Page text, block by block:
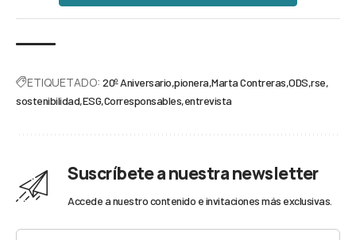
ETIQUETADO: 20º Aniversario pionera Marta Contreras ODS rse
sostenibilidad ESG Corresponsables entrevista
Suscríbete a nuestra newsletter
Accede a nuestro contenido e invitaciones más exclusivas.